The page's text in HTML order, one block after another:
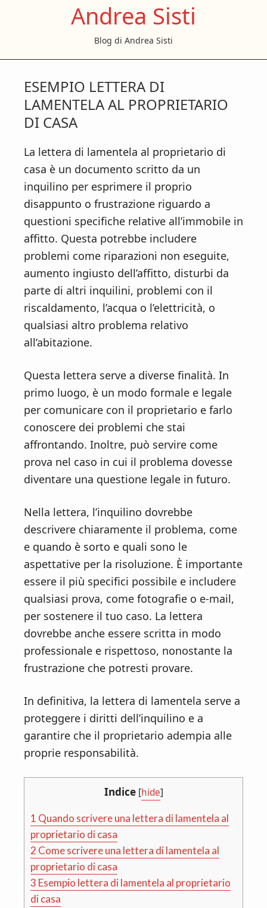
p
o
m
a
i
n
c
o
n
t
e
n
t
p
o
p
r
i
m
a
r
y
s
i
d
e
b
a
r
p
o
f
o
o
t
e
r
Andrea Sisti
Blog di Andrea Sisti
ESEMPIO LETTERA DI
LAMENTELA AL PROPRIETARIO
DI CASA
La lettera di lamentela al proprietario di
casa è un documento scritto da un
inquilino per esprimere il proprio
disappunto o frustrazione riguardo a
questioni specifiche relative all’immobile in
affitto. Questa potrebbe includere
problemi come riparazioni non eseguite,
aumento ingiusto dell’affitto, disturbi da
parte di altri inquilini, problemi con il
riscaldamento, l’acqua o l’elettricità, o
qualsiasi altro problema relativo
all’abitazione.
Questa lettera serve a diverse finalità. In
primo luogo, è un modo formale e legale
per comunicare con il proprietario e farlo
conoscere dei problemi che stai
affrontando. Inoltre, può servire come
prova nel caso in cui il problema dovesse
diventare una questione legale in futuro.
Nella lettera, l’inquilino dovrebbe
descrivere chiaramente il problema, come
e quando è sorto e quali sono le
aspettative per la risoluzione. È importante
essere il più specifici possibile e includere
qualsiasi prova, come fotografie o e-mail,
per sostenere il tuo caso. La lettera
dovrebbe anche essere scritta in modo
professionale e rispettoso, nonostante la
frustrazione che potresti provare.
In definitiva, la lettera di lamentela serve a
proteggere i diritti dell’inquilino e a
garantire che il proprietario adempia alle
proprie responsabilità.
Indice [hide]
1 Quando scrivere una lettera di lamentela al
proprietario di casa
2 Come scrivere una lettera di lamentela al
proprietario di casa
3 Esempio lettera di lamentela al proprietario
di casa